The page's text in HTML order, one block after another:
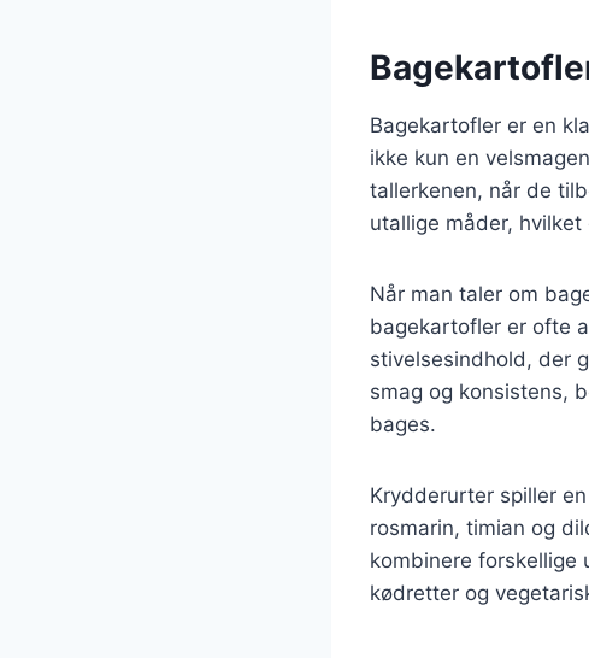
Bagekartofler er en
ikke kun en
tallerkenen, når de
utallige måder,
Når man taler om
bagekartofler er ofte
stivelsesindhold, der
smag og konsistens,
bages.
Krydderurter spiller
rosmarin, timian og
kombinere forskellige
kødretter og